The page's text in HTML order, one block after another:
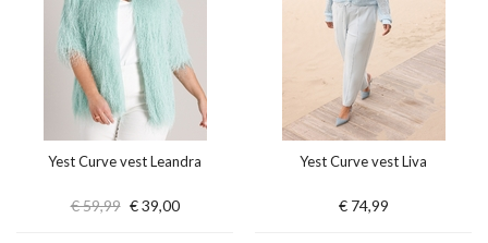
Yest Curve vest Leandra
€ 59,99 € 39,00
Yest Curve vest Liva
€ 74,99